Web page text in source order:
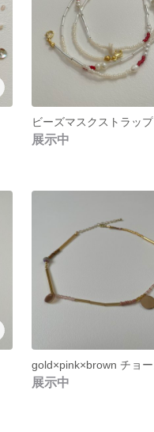
ビーズマスクストラップ
展示中
展示中